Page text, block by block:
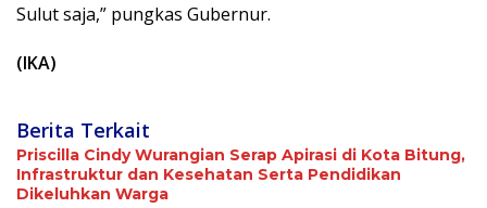
Sulut saja,” pungkas Gubernur.
(IKA)
Berita Terkait
Priscilla Cindy Wurangian Serap Apirasi di Kota Bitung,
Infrastruktur dan Kesehatan Serta Pendidikan
Dikeluhkan Warga